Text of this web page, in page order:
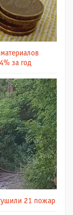
за год
21 пожар